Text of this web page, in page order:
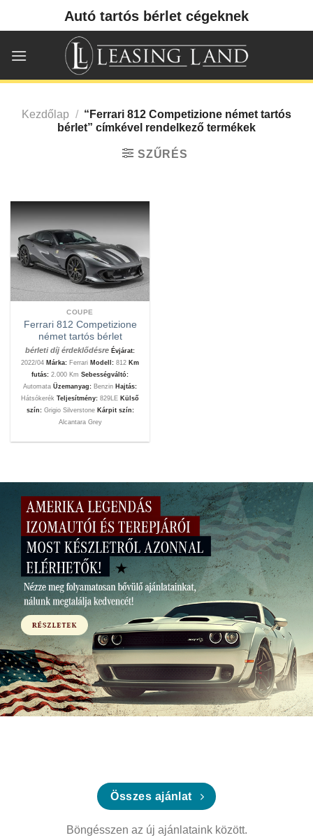
Autó tartós bérlet cégeknek
Kezdőlap / “Ferrari 812 Competizione német tartós
bérlet” címkével rendelkező termékek
SZŰRÉS
COUPE
Ferrari 812 Competizione
német tartós bérlet
bérleti díj érdeklődésre Évjárat:
2022/04 Márka: Ferrari Modell: 812 Km
futás: 2.000 Km Sebességváltó:
Automata Üzemanyag: Benzin Hajtás:
Hátsókerék Teljesítmény: 829LE Külső
szín:Grigio Silverstone Kárpit szín:
Alcantara Grey
Összes ajánlat
Böngésszen az új ajánlataink között.